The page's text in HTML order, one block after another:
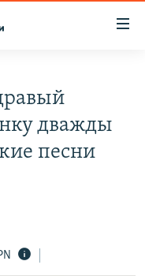
СОПРОТИВЛЕНИЯ
дважды
песни